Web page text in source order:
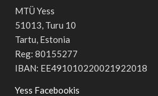
MTÜ Yess
51013, Turu 10
Tartu, Estonia
Reg: 80155277
IBAN: EE491010220021922018
Yess Facebookis